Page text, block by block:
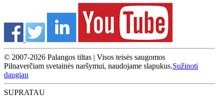
© 2007-2026 Palangos tiltas | Visos teisės saugomos
Pilnaverčiam svetainės naršymui, naudojame slapukus.Sužinoti
daugiau
SUPRATAU